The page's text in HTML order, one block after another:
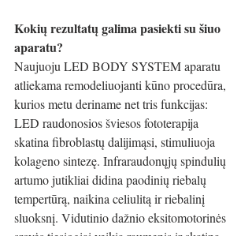
Kokių rezultatų galima pasiekti su šiuo
aparatu?
Naujuoju LED BODY SYSTEM aparatu
atliekama remodeliuojanti kūno procedūra,
kurios metu deriname net tris funkcijas:
LED raudonosios šviesos fototerapija
skatina fibroblastų dalijimąsi, stimuliuoja
kolageno sintezę. Infraraudonųjų spindulių
artumo jutikliai didina paodinių riebalų
tempertūrą, naikina celiulitą ir riebalinį
sluoksnį. Vidutinio dažnio eksitomotorinės